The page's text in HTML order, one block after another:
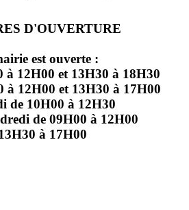
D'OUVERTURE
est ouverte :
12H00 et 13H30 à 18H30
à 12H00 et 13H30 à 17H00
de 10H00 à 12H30
de 09H00 à 12H00
à 17H00